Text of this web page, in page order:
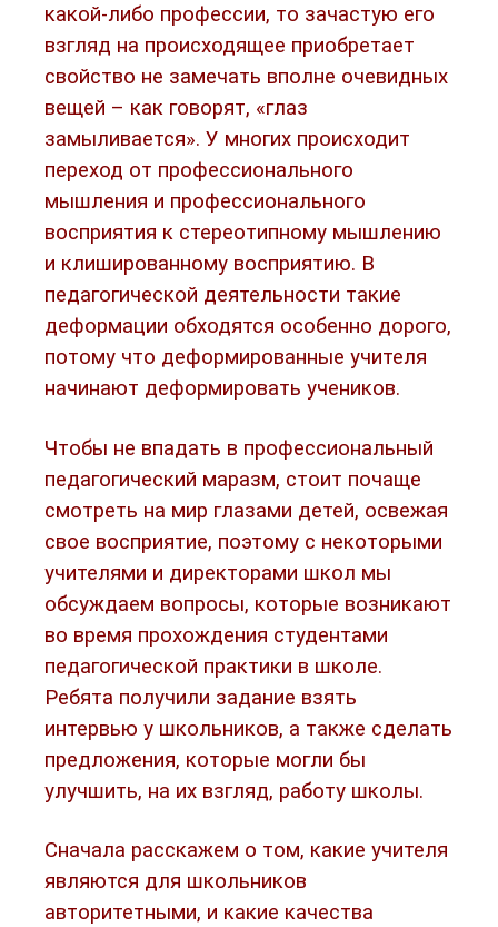
какой-либо профессии, то зачастую его
взгляд на происходящее приобретает
свойство не замечать вполне очевидных
вещей – как говорят, «глаз
замыливается». У многих происходит
переход от профессионального
мышления и профессионального
восприятия к стереотипному мышлению
и клишированному восприятию. В
педагогической деятельности такие
деформации обходятся особенно дорого,
потому что деформированные учителя
начинают деформировать учеников.
Чтобы не впадать в профессиональный
педагогический маразм, стоит почаще
смотреть на мир глазами детей, освежая
свое восприятие, поэтому с некоторыми
учителями и директорами школ мы
обсуждаем вопросы, которые возникают
во время прохождения студентами
педагогической практики в школе.
Ребята получили задание взять
интервью у школьников, а также сделать
предложения, которые могли бы
улучшить, на их взгляд, работу школы.
Сначала расскажем о том, какие учителя
являются для школьников
авторитетными, и какие качества